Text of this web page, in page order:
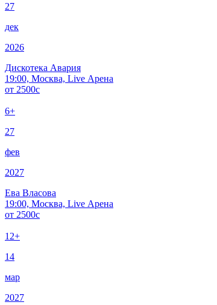
27
дек
2026
Дискотека Авария
19:00, Москва, Live Арена
от 2500c
6+
27
фев
2027
Ева Власова
19:00, Москва, Live Арена
от 2500c
12+
14
мар
2027